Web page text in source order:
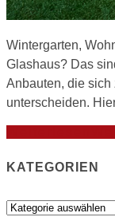
Wintergarten,
Glashaus? Das
Anbauten, die sich
unterscheiden.
KATEGORIEN
Kategorien